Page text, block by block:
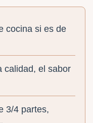
cocina si es de
calidad, el sabor
3/4 partes,